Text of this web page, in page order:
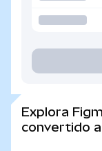
Explora
convertido